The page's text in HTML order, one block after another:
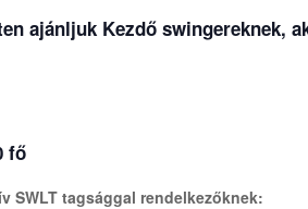
ajánljuk Kezdő swingereknek,
fő
SWLT tagsággal rendelkezőknek: